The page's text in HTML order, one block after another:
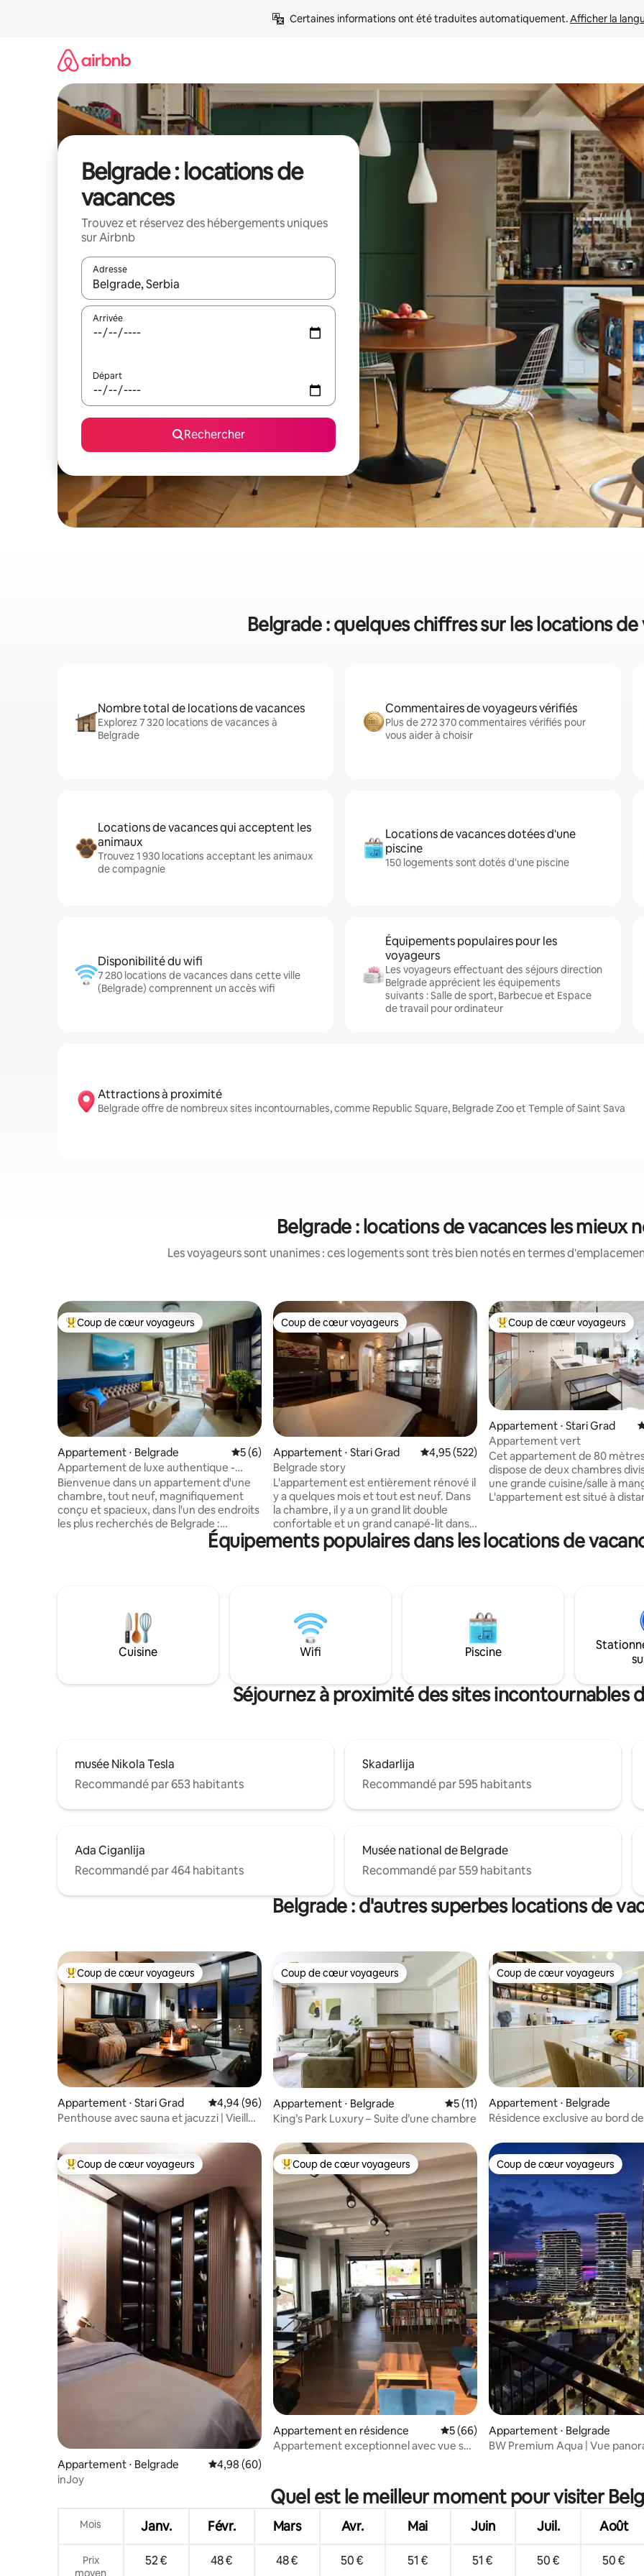
Certaines informations ont été traduites automatiquement. Afficher la
Belgrade : locations de
vacances
Trouvez et réservez des hébergements uniques
sur Airbnb
Adresse
Lorsque les résultats s'affichent, utilisez les flèches vers le haut et vers le bas pour les parcourir ou en appuyant et en
Arrivée
Départ
Rechercher
Belgrade : quelques chiffres sur les locations de
Nombre total de locations de vacances
Explorez 7 320 locations de vacances à
Belgrade
Commentaires de voyageurs vérifiés
Plus de 272 370 commentaires vérifiés pour
vous aider à choisir
Locations de vacances qui acceptent les
animaux
Trouvez 1 930 locations acceptant les animaux
de compagnie
Locations de vacances dotées d'une
piscine
150 logements sont dotés d'une piscine
Disponibilité du wifi
7 280 locations de vacances dans cette ville
(Belgrade) comprennent un accès wifi
Équipements populaires pour les
voyageurs
Les voyageurs effectuant des séjours direction
Belgrade apprécient les équipements
suivants : Salle de sport, Barbecue et Espace
de travail pour ordinateur
Attractions à proximité
Belgrade offre de nombreux sites incontournables, comme Republic Square, Belgrade Zoo et Temple of Saint Sava
Belgrade : locations de vacances les mieux
Les voyageurs sont unanimes : ces logements sont très bien notés en termes
Coups de cœur voyageurs les plus appréciés
Coup de cœur voyageurs
Appartement ⋅ Belgrade Évaluation moyenne sur la base de 6 commentaires : 5 sur 5
5 (6)
Appartement de luxe authentique -
Front de mer de Belgrade
Bienvenue dans un appartement d'une
chambre, tout neuf, magnifiquement
conçu et spacieux, dans l'un des endroits
les plus recherchés de Belgrade :
Belgrade Waterfront. Il vous place à
quelques minutes des meilleurs
mobilier personnalisé partout. Le
salon/salle à manger ouvert débouche
sur une cuisine entièrement équipée. La
chambre dispose d'un lit Queen Size
d'une vue sur la ville. Parking sécurisé
Coup de cœur voyageurs
Coup de cœur voyageurs
Appartement ⋅ Stari Grad Évaluation moyenne sur la base de 522
4,95 (522)
Belgrade story
L'appartement est entièrement rénové il
y a quelques mois et tout est neuf. Dans
la chambre, il y a un grand lit double
confortable et un grand canapé-lit dans
le salon. Le tout en lumière LED discrète.
Dans la cuisine, vous pouvez profiter
La salle de bain est vitrée avec des
céramiques en marbre, elle est très
compacte et propre. La salle de bain est
équipée d'un sèche-cheveux, de
Coups de cœur voyageurs les
Coup de cœur voyageurs
Appartement ⋅ Stari Grad
Appartement vert
Cet appartement de 80
dispose de deux chambres
une grande cuisine/salle à
L'appartement est situé à
musée et théâtre, rue Knez
forteresse de Kalemegdan,
restaurants, cafés et pubs à
Certains des restaurants les
se trouvent dans cette région. Il
épicerie 24h/24 et 7j/7 au coin.
Équipements populaires dans les locations de
Cuisine Wifi Piscine
Séjournez à proximité des sites incontournables
musée Nikola Tesla
Recommandé par 653 habitants
Skadarlija
Recommandé par 595 habitants
Ada Ciganlija
Recommandé par 464 habitants
Musée national de Belgrade
Recommandé par 559 habitants
Belgrade : d'autres superbes locations de
Coups de cœur voyageurs les plus appréciés
Coup de cœur voyageurs
Appartement ⋅ Stari Grad Évaluation moyenne sur la base de 96 commentaires : 4,94 sur 5
4,94 (96)
Penthouse avec sauna et jacuzzi | Vieille
Coup de cœur voyageurs
Coup de cœur voyageurs
Appartement ⋅ Belgrade Évaluation moyenne sur la base de 11
5 (11)
King’s Park Luxury – Suite d’une chambre
Coup de cœur voyageurs
Coup de cœur voyageurs
Appartement ⋅ Belgrade
Résidence exclusive au bord
Coups de cœur voyageurs les plus appréciés
Coup de cœur voyageurs
Appartement ⋅ Belgrade Évaluation moyenne sur la base de 60 commentaires : 4,98 sur 5
4,98 (60)
inJoy
Coups de cœur voyageurs les plus appréciés
Coup de cœur voyageurs
Appartement en résidence Évaluation moyenne sur la base de 66
5 (66)
Appartement exceptionnel avec vue sur
Coup de cœur voyageurs
Coup de cœur voyageurs
Appartement ⋅ Belgrade
BW Premium Aqua | Vue
Quel est le meilleur moment pour visiter
Mois Janv. Févr. Mars Avr. Mai Juin Juil. Août
Prix
moyen
52 € 48 € 48 € 50 € 51 € 51 € 50 € 50 €